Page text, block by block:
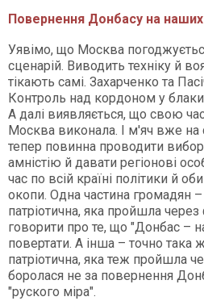
Повернення Донбасу на
Уявімо, що Москва
сценарій. Виводить техніку й
тікають самі. Захарченко та
Контроль над кордоном у
А далі виявляється, що свою
Москва виконала. І м'яч вже на
тепер повинна проводити
амністію й давати регіонові
час по всій країні політики й
окопи. Одна частина громадян –
патріотична, яка пройшла
говорити про те, що "Донбас –
повертати. А інша – точно така
патріотична, яка теж пройшла
боролася не за повернення
"руского міра".